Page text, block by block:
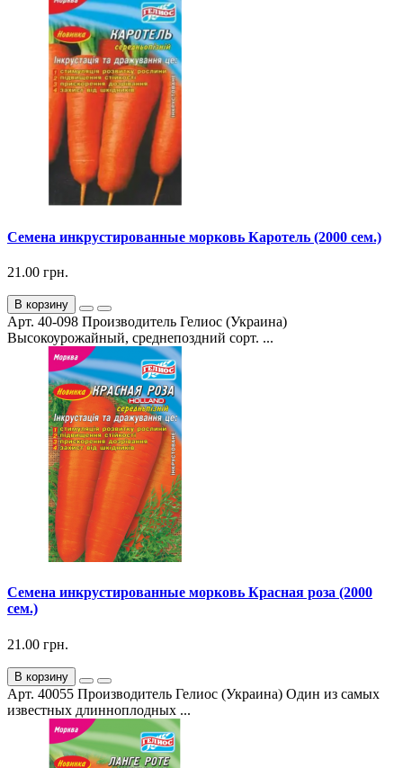
Семена инкрустированные морковь Каротель (2000 сем.)
21.00 грн.
В корзину
Арт. 40-098 Производитель Гелиос (Украина)
Высокоурожайный, среднепоздний сорт. ...
Семена инкрустированные морковь Красная роза (2000
сем.)
21.00 грн.
В корзину
Арт. 40055 Производитель Гелиос (Украина) Один из самых
известных длинноплодных ...